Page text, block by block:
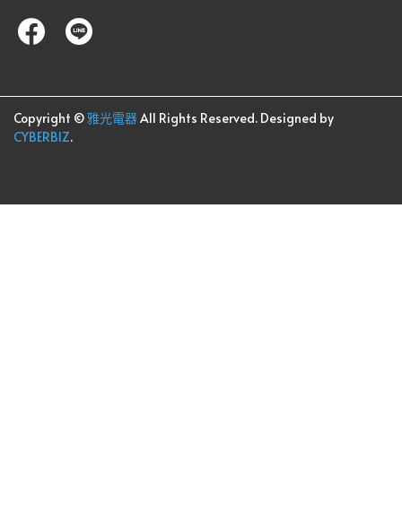
Copyright ©雅光電器All Rights Reserved. Designed by
CYBERBIZ.